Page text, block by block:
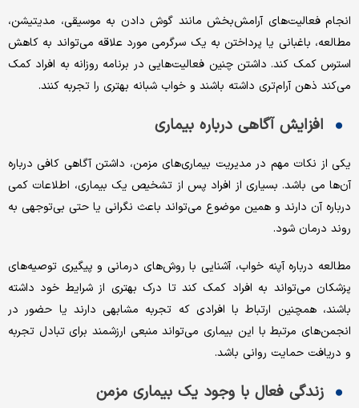
انجام فعالیت‌های آرامش‌بخش مانند گوش دادن به موسیقی، مدیتیشن،
مطالعه، باغبانی یا پرداختن به یک سرگرمی مورد علاقه می‌تواند به کاهش
استرس کمک کند. داشتن چنین فعالیت‌هایی در برنامه روزانه به افراد کمک
می‌کند ذهن آرام‌تری داشته باشند و خواب شبانه بهتری را تجربه کنند.
افزایش آگاهی درباره بیماری
یکی از نکات مهم در مدیریت بیماری‌های مزمن، داشتن آگاهی کافی درباره
آن‌ها می باشد. بسیاری از افراد پس از تشخیص یک بیماری، اطلاعات کمی
درباره آن دارند و همین موضوع می‌تواند باعث نگرانی یا حتی بی‌توجهی به
روند درمان شود.
مطالعه درباره آپنه خواب، آشنایی با روش‌های درمانی و پیگیری توصیه‌های
پزشکان می‌تواند به افراد کمک کند تا درک بهتری از شرایط خود داشته
باشند، همچنین ارتباط با افرادی که تجربه مشابهی دارند یا حضور در
انجمن‌های مرتبط با این بیماری می‌تواند منبعی ارزشمند برای تبادل تجربه
و دریافت حمایت روانی باشد.
زندگی فعال با وجود یک بیماری مزمن